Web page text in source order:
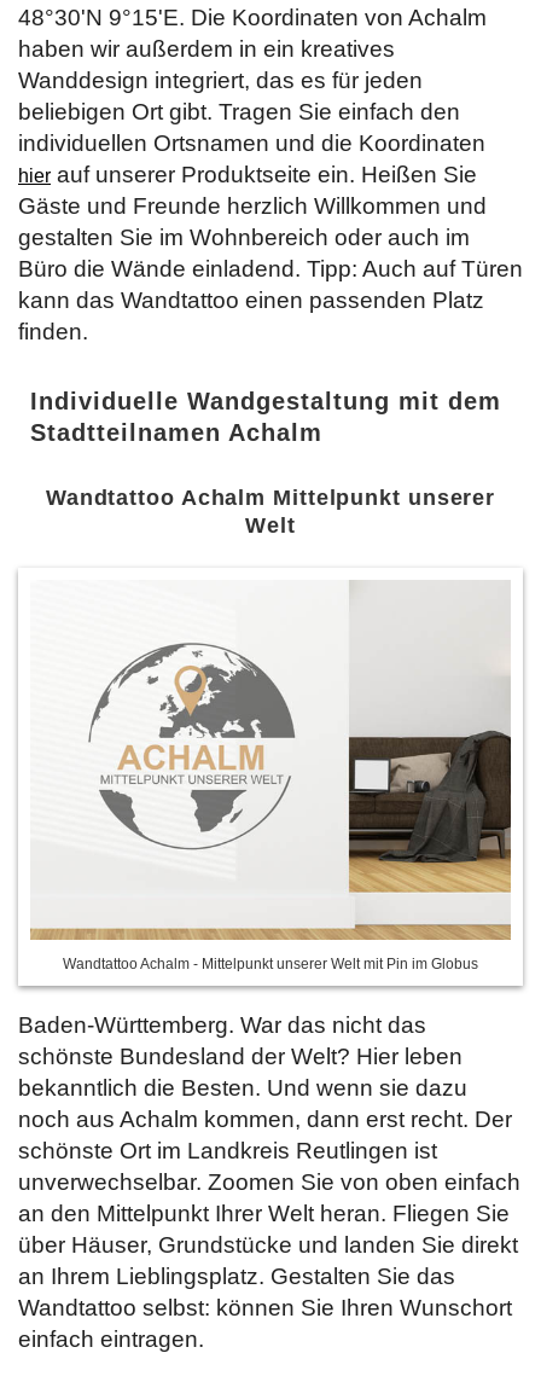
48°30'N 9°15'E. Die Koordinaten von Achalm
haben wir außerdem in ein kreatives
Wanddesign integriert, das es für jeden
beliebigen Ort gibt. Tragen Sie einfach den
individuellen Ortsnamen und die Koordinaten
hier auf unserer Produktseite ein. Heißen Sie
Gäste und Freunde herzlich Willkommen und
gestalten Sie im Wohnbereich oder auch im
Büro die Wände einladend. Tipp: Auch auf Türen
kann das Wandtattoo einen passenden Platz
finden.
Individuelle Wandgestaltung mit dem
Stadtteilnamen Achalm
Wandtattoo Achalm Mittelpunkt unserer
Welt
Wandtattoo Achalm - Mittelpunkt unserer Welt mit Pin im Globus
Baden-Württemberg. War das nicht das
schönste Bundesland der Welt? Hier leben
bekanntlich die Besten. Und wenn sie dazu
noch aus Achalm kommen, dann erst recht. Der
schönste Ort im Landkreis Reutlingen ist
unverwechselbar. Zoomen Sie von oben einfach
an den Mittelpunkt Ihrer Welt heran. Fliegen Sie
über Häuser, Grundstücke und landen Sie direkt
an Ihrem Lieblingsplatz. Gestalten Sie das
Wandtattoo selbst: können Sie Ihren Wunschort
einfach eintragen.